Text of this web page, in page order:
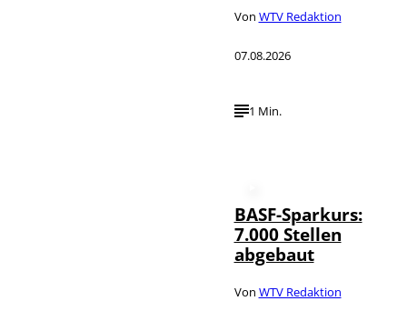
Von WTV Redaktion
07.08.2026
1 Min.
BASF-Sparkurs:
7.000 Stellen
abgebaut
Von WTV Redaktion